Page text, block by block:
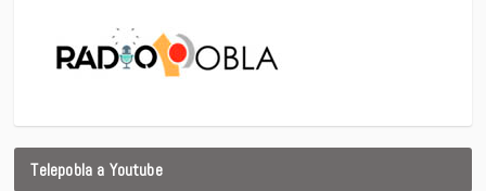
Telepobla a Youtube